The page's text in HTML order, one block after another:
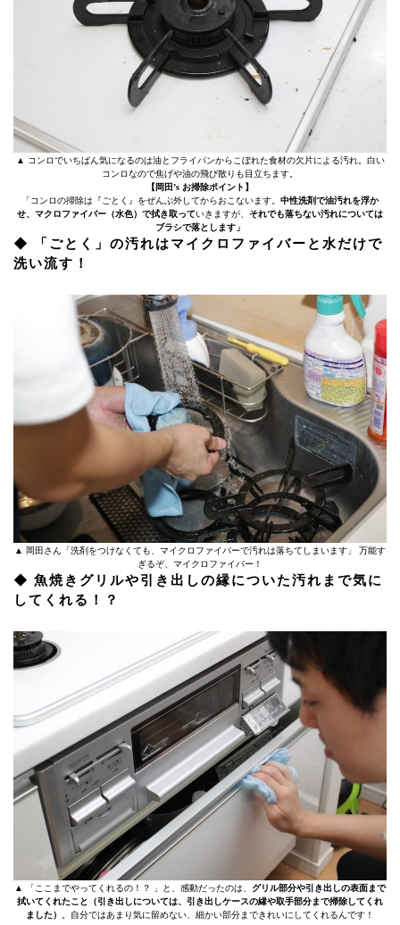
▲ コンロでいちばん気になるのは油とフライパンからこぼれた食材の欠片による汚れ。白い
コンロなので焦げや油の飛び散りも目立ちます。
【岡田’s お掃除ポイント】
「コンロの掃除は『ごとく』をぜんぶ外してからおこないます。 中性洗剤で油汚れを浮か
せ、マクロファイバー（水色）で拭き取っていきますが、 それでも落ちない汚れについては
ブラシで落とします」
◆ 「ごとく」の汚れはマイクロファイバーと水だけで
洗い流す！
▲ 岡田さん「洗剤をつけなくても、マイクロファイバーで汚れは落ちてしまいます」 万能す
ぎるぞ、マイクロファイバー！
◆ 魚焼きグリルや引き出しの縁についた汚れまで気に
してくれる！？
▲ 「ここまでやってくれるの！？ 」と、感動だったのは、 グリル部分や引き出しの表面まで
拭いてくれたこと（引き出しについては、引き出しケースの縁や取手部分まで掃除してくれ
ました）
。自分ではあまり気に留めない、細かい部分まできれいにしてくれるんです！